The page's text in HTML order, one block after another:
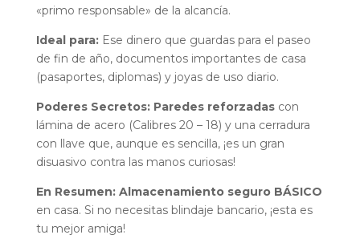
«primo responsable» de la alcancía.
Ideal para:Ese dinero que guardas para el paseo
de fin de año, documentos importantes de casa
(pasaportes, diplomas) y joyas de uso diario.
Poderes Secretos: Paredes reforzadascon
lámina de acero (Calibres 20 – 18) y una cerradura
con llave que, aunque es sencilla, ¡es un gran
disuasivo contra las manos curiosas!
En Resumen: Almacenamiento seguro BÁSICO
en casa. Si no necesitas blindaje bancario, ¡esta es
tu mejor amiga!